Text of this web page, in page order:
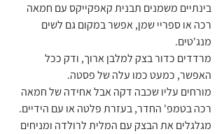
בינתיים משמנים תבנית קאפקייקס עם חמאה
רכה או ספריי שמן, אפשר במקום גם לשים
מנג'טים.
מרדדים כדור בצק למלבן ארוך, ודק ככל
האפשר, כמעט כמו עלה של פסטה.
מורחים עליו שכבה דקה אבל אחידה של חמאה
רכה בטמפ' החדר, בעזרת פלטה או עם הידיים.
מגלגלים את הבצק עם המלית לרולדה ומניחים